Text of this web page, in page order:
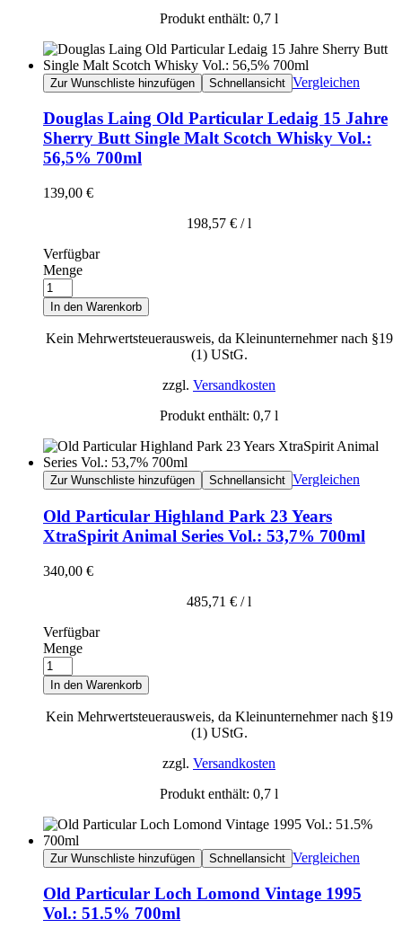
Produkt enthält: 0,7 l
Zur Wunschliste hinzufügen Schnellansicht Vergleichen
Douglas Laing Old Particular Ledaig 15 Jahre
Sherry Butt Single Malt Scotch Whisky Vol.:
56,5% 700ml
139,00 €
198,57 € /l
Verfügbar
Menge
In den Warenkorb
Kein Mehrwertsteuerausweis, da Kleinunternehmer nach §19
(1) UStG.
zzgl. Versandkosten
Produkt enthält: 0,7 l
Zur Wunschliste hinzufügen Schnellansicht Vergleichen
Old Particular Highland Park 23 Years
XtraSpirit Animal Series Vol.: 53,7% 700ml
340,00 €
485,71 € /l
Verfügbar
Menge
In den Warenkorb
Kein Mehrwertsteuerausweis, da Kleinunternehmer nach §19
(1) UStG.
zzgl. Versandkosten
Produkt enthält: 0,7 l
Zur Wunschliste hinzufügen Schnellansicht Vergleichen
Old Particular Loch Lomond Vintage 1995
Vol.: 51.5% 700ml